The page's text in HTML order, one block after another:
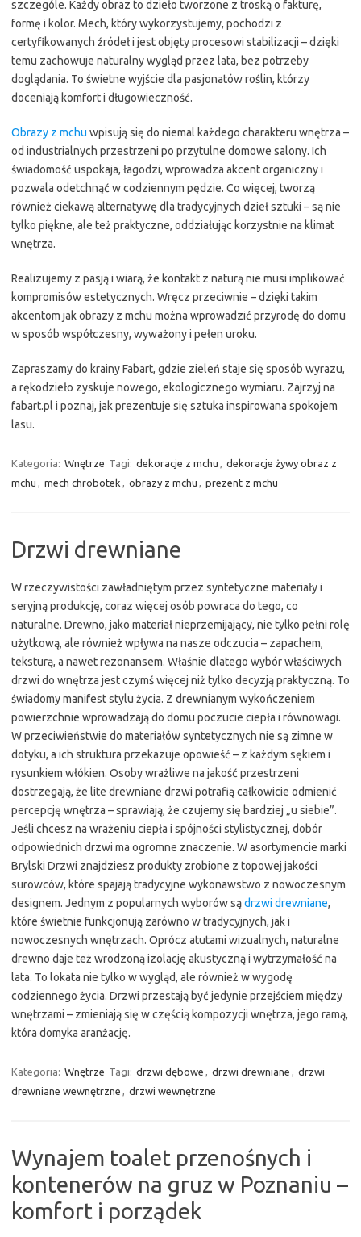
szczególe. Każdy obraz to dzieło tworzone z troską o fakturę,
formę i kolor. Mech, który wykorzystujemy, pochodzi z
certyfikowanych źródeł i jest objęty procesowi stabilizacji – dzięki
temu zachowuje naturalny wygląd przez lata, bez potrzeby
doglądania. To świetne wyjście dla pasjonatów roślin, którzy
doceniają komfort i długowieczność.
Obrazy z mchu wpisują się do niemal każdego charakteru wnętrza –
od industrialnych przestrzeni po przytulne domowe salony. Ich
świadomość uspokaja, łagodzi, wprowadza akcent organiczny i
pozwala odetchnąć w codziennym pędzie. Co więcej, tworzą
również ciekawą alternatywę dla tradycyjnych dzieł sztuki – są nie
tylko piękne, ale też praktyczne, oddziałując korzystnie na klimat
wnętrza.
Realizujemy z pasją i wiarą, że kontakt z naturą nie musi implikować
kompromisów estetycznych. Wręcz przeciwnie – dzięki takim
akcentom jak obrazy z mchu można wprowadzić przyrodę do domu
w sposób współczesny, wyważony i pełen uroku.
Zapraszamy do krainy Fabart, gdzie zieleń staje się sposób wyrazu,
a rękodzieło zyskuje nowego, ekologicznego wymiaru. Zajrzyj na
fabart.pl i poznaj, jak prezentuje się sztuka inspirowana spokojem
lasu.
Kategoria: Wnętrze Tagi: dekoracje z mchu , dekoracje żywy obraz z
mchu , mech chrobotek , obrazy z mchu , prezent z mchu
Drzwi drewniane
W rzeczywistości zawładniętym przez syntetyczne materiały i
seryjną produkcję, coraz więcej osób powraca do tego, co
naturalne. Drewno, jako materiał nieprzemijający, nie tylko pełni rolę
użytkową, ale również wpływa na nasze odczucia – zapachem,
teksturą, a nawet rezonansem. Właśnie dlatego wybór właściwych
drzwi do wnętrza jest czymś więcej niż tylko decyzją praktyczną. To
świadomy manifest stylu życia. Z drewnianym wykończeniem
powierzchnie wprowadzają do domu poczucie ciepła i równowagi.
W przeciwieństwie do materiałów syntetycznych nie są zimne w
dotyku, a ich struktura przekazuje opowieść – z każdym sękiem i
rysunkiem włókien. Osoby wrażliwe na jakość przestrzeni
dostrzegają, że lite drewniane drzwi potrafią całkowicie odmienić
percepcję wnętrza – sprawiają, że czujemy się bardziej „u siebie”.
Jeśli chcesz na wrażeniu ciepła i spójności stylistycznej, dobór
odpowiednich drzwi ma ogromne znaczenie. W asortymencie marki
Brylski Drzwi znajdziesz produkty zrobione z topowej jakości
surowców, które spajają tradycyjne wykonawstwo z nowoczesnym
designem. Jednym z popularnych wyborów sądrzwi drewniane,
które świetnie funkcjonują zarówno w tradycyjnych, jak i
nowoczesnych wnętrzach. Oprócz atutami wizualnych, naturalne
drewno daje też wrodzoną izolację akustyczną i wytrzymałość na
lata. To lokata nie tylko w wygląd, ale również w wygodę
codziennego życia. Drzwi przestają być jedynie przejściem między
wnętrzami – zmieniają się w częścią kompozycji wnętrza, jego ramą,
która domyka aranżację.
Kategoria: Wnętrze Tagi: drzwi dębowe , drzwi drewniane , drzwi
drewniane wewnętrzne , drzwi wewnętrzne
Wynajem toalet przenośnych i
kontenerów na gruz w Poznaniu –
komfort i porządek